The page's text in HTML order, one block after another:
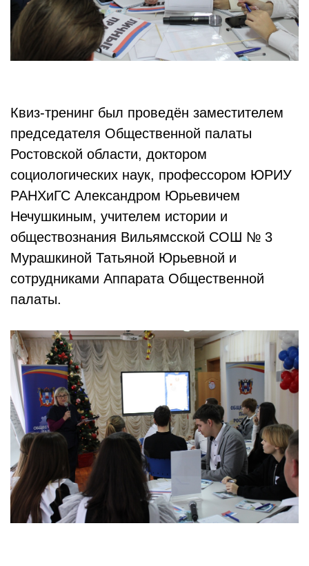
Квиз-тренинг был проведён заместителем
председателя Общественной палаты
Ростовской области, доктором
социологических наук, профессором ЮРИУ
РАНХиГС Александром Юрьевичем
Нечушкиным, учителем истории и
обществознания Вильямсской СОШ № 3
Мурашкиной Татьяной Юрьевной и
сотрудниками Аппарата Общественной
палаты.